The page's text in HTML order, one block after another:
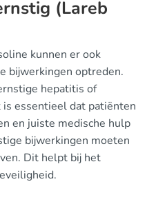
(Lareb
kunnen er ook
bijwerkingen optreden.
hepatitis of
essentieel dat patiënten
en juiste medische hulp
bijwerkingen moeten
Dit helpt bij het